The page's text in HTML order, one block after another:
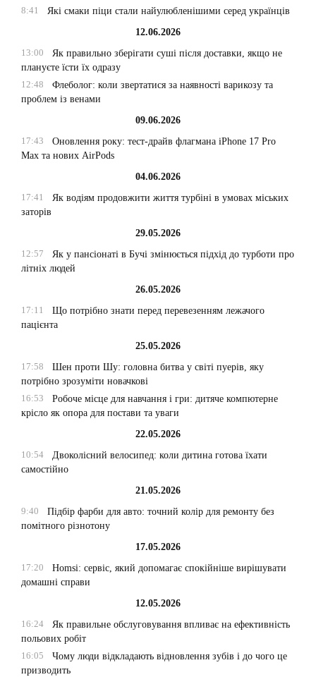
8:41
Які смаки піци стали найулюбленішими серед українців
12.06.2026
13:00
Як правильно зберігати суші після доставки, якщо не
плануєте їсти їх одразу
12:48
Флеболог: коли звертатися за наявності варикозу та
проблем із венами
09.06.2026
17:43
Оновлення року: тест-драйв флагмана iPhone 17 Pro
Max та нових AirPods
04.06.2026
17:41
Як водіям продовжити життя турбіні в умовах міських
заторів
29.05.2026
12:57
Як у пансіонаті в Бучі змінюється підхід до турботи про
літніх людей
26.05.2026
17:11
Що потрібно знати перед перевезенням лежачого
пацієнта
25.05.2026
17:58
Шен проти Шу: головна битва у світі пуерів, яку
потрібно зрозуміти новачкові
16:53
Робоче місце для навчання і гри: дитяче компютерне
крісло як опора для постави та уваги
22.05.2026
10:54
Двоколісний велосипед: коли дитина готова їхати
самостійно
21.05.2026
9:40
Підбір фарби для авто: точний колір для ремонту без
помітного різнотону
17.05.2026
17:20
Homsi: сервіс, який допомагає спокійніше вирішувати
домашні справи
12.05.2026
16:24
Як правильне обслуговування впливає на ефективність
польових робіт
16:05
Чому люди відкладають відновлення зубів і до чого це
призводить